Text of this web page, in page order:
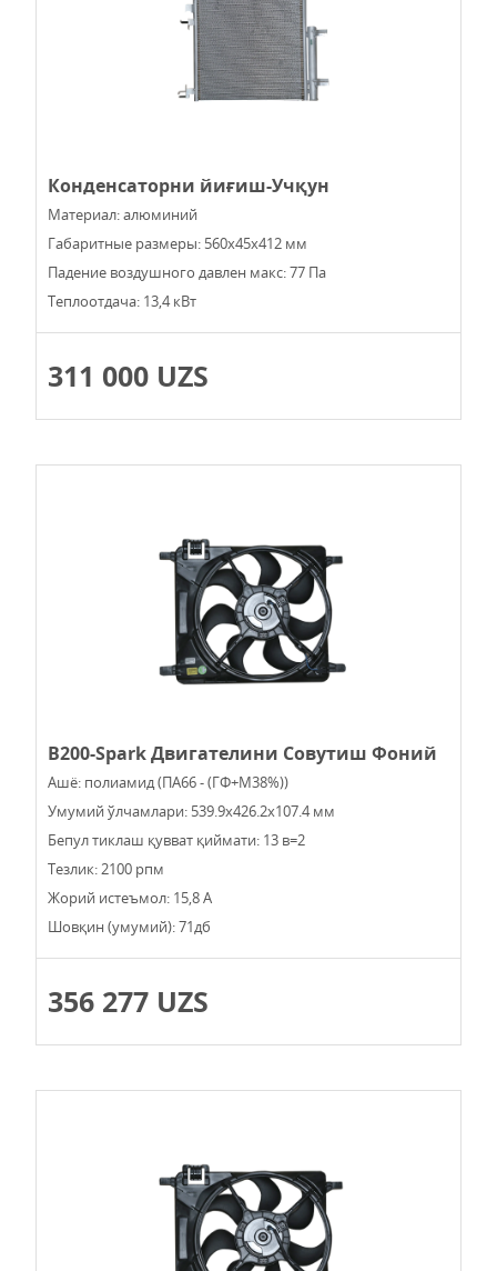
Конденсаторни йиғиш-Учқун
Материал: алюминий
Габаритные размеры: 560x45x412 мм
Падение воздушного давлен макс: 77 Па
Теплоотдача: 13,4 кВт
311 000 UZS
В200-Spark Двигателини Совутиш Фоний
Ашё: полиамид (ПА66 - (ГФ+М38%))
Умумий ўлчамлари: 539.9х426.2х107.4 мм
Бепул тиклаш қувват қиймати: 13 в=2
Тезлик: 2100 рпм
Жорий истеъмол: 15,8 А
Шовқин (умумий): 71дб
356 277 UZS